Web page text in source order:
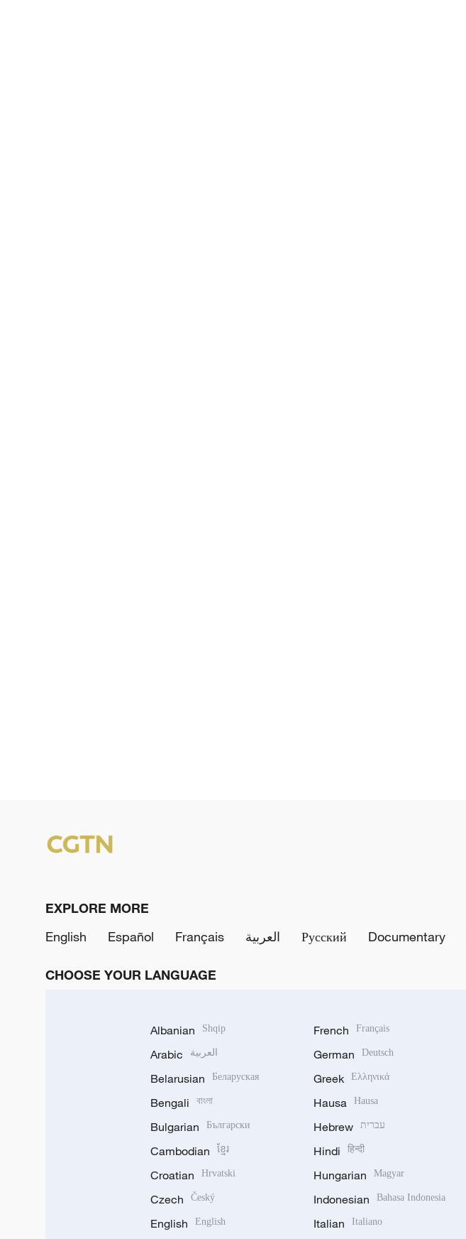
EXPLORE MORE
English
Español Français العربية Русский Documentary
CHOOSE YOUR LANGUAGE
Albanian Shqip
Arabic العربية
Belarusian Беларуская
Bengali বাংলা
Bulgarian Български
Cambodian ខ្មែរ
Croatian Hrvatski
Czech Český
English English
French Français
German Deutsch
Greek Ελληνικά
Hausa Hausa
Hebrew עברית
Hindi हिन्दी
Hungarian Magyar
Indonesian Bahasa Indonesia
Italian Italiano